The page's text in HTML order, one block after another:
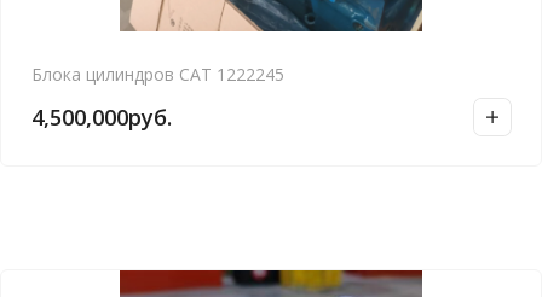
Блока цилиндров CAT 1222245
4,500,000руб.